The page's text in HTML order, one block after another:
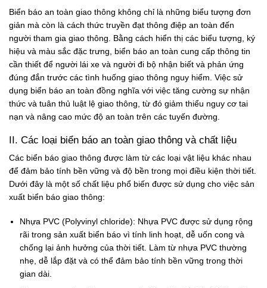
Biển báo an toàn giao thông không chỉ là những biểu tượng đơn
giản mà còn là cách thức truyền đạt thông điệp an toàn đến
người tham gia giao thông. Bằng cách hiển thị các biểu tượng, ký
hiệu và màu sắc đặc trưng, biển báo an toàn cung cấp thông tin
cần thiết để người lái xe và người đi bộ nhận biết và phản ứng
đúng đắn trước các tình huống giao thông nguy hiểm. Việc sử
dụng biển báo an toàn đồng nghĩa với việc tăng cường sự nhận
thức và tuân thủ luật lệ giao thông, từ đó giảm thiểu nguy cơ tai
nạn và nâng cao mức độ an toàn trên các tuyến đường.
II. Các loại biển báo an toàn giao thông và chất liệu
Các biển báo giao thông được làm từ các loại vật liệu khác nhau
để đảm bảo tính bền vững và độ bền trong mọi điều kiện thời tiết.
Dưới đây là một số chất liệu phổ biến được sử dụng cho việc sản
xuất biển báo giao thông:
Nhựa PVC (Polyvinyl chloride): Nhựa PVC được sử dụng rộng
rãi trong sản xuất biển báo vì tính linh hoạt, dễ uốn cong và
chống lại ảnh hưởng của thời tiết. Làm từ nhựa PVC thường
nhẹ, dễ lắp đặt và có thể đảm bảo tính bền vững trong thời
gian dài.